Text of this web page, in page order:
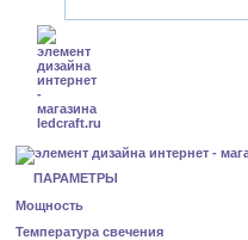
ПАРАМЕТРЫ
Мощность
Температура свечения